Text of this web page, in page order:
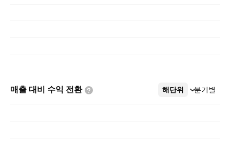
매출 대비 수익 전환 해단위 분기별
더보기